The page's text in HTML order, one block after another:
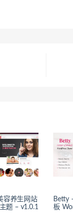
容养生网站
题 – v1.0.1
Betty
板